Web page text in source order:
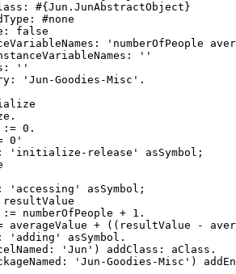
#{Jun.JunAbstractObject}
#none
false
'numberOfPeople
''
''
'Jun-Goodies-Misc'.
0.
0'
'initialize-release' asSymbol;
'accessing' asSymbol;
numberOfPeople + 1.
averageValue + ((resultValue -
'adding' asSymbol.
'Jun') addClass: aClass.
'Jun-Goodies-Misc')